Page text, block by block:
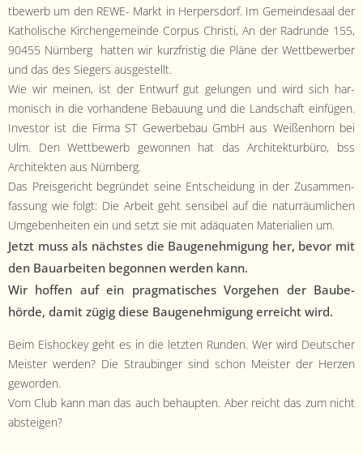
tbe­werb um den REWE- Markt in Her­pers­dorf. Im Gemein­de­saal der
Katholis­che Kirchenge­meinde Cor­pus Christi, An der Radrunde 155,
90455 Nürn­berg hat­ten wir kurzfristig die Pläne der Wet­tbe­wer­ber
und das des Siegers ausgestellt.
Wie wir meinen, ist der Entwurf gut gelun­gen und wird sich har­
monisch in die vorhan­dene Bebau­ung und die Land­schaft ein­fü­gen.
Investor ist die Fir­ma ST Gewer­be­bau GmbH aus Weißen­horn bei
Ulm. Den Wet­tbe­werb gewon­nen hat das Architek­tur­büro, bss
Architek­ten aus Nürnberg.
Das Preis­gericht begrün­det seine Entschei­dung in der Zusam­men­
fas­sung wie fol­gt: Die Arbeit geht sen­si­bel auf die natur­räum­lichen
Umgeben­heit­en ein und set­zt sie mit adäquat­en Mate­ri­alien um.
Jet­zt muss als näch­stes die Bau­genehmi­gung her, bevor mit
den Bauar­beit­en begonnen wer­den kann.
Wir hof­fen auf ein prag­ma­tis­ches Vorge­hen der Baube­
hörde, damit zügig diese Bau­genehmi­gung erre­icht wird.
Beim Eishock­ey geht es in die let­zten Run­den. Wer wird Deutsch­er
Meis­ter wer­den? Die Straub­inger sind schon Meis­ter der Herzen
geworden.
Vom Club kann man das auch behaupten. Aber reicht das zum nicht
absteigen?